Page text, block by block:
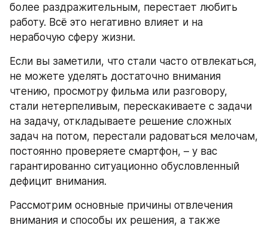
более раздражительным, перестает любить
работу. Всё это негативно влияет и на
нерабочую сферу жизни.
Если вы заметили, что стали часто отвлекаться,
не можете уделять достаточно внимания
чтению, просмотру фильма или разговору,
стали нетерпеливым, перескакиваете с задачи
на задачу, откладываете решение сложных
задач на потом, перестали радоваться мелочам,
постоянно проверяете смартфон, – у вас
гарантированно ситуационно обусловленный
дефицит внимания.
Рассмотрим основные причины отвлечения
внимания и способы их решения, а также